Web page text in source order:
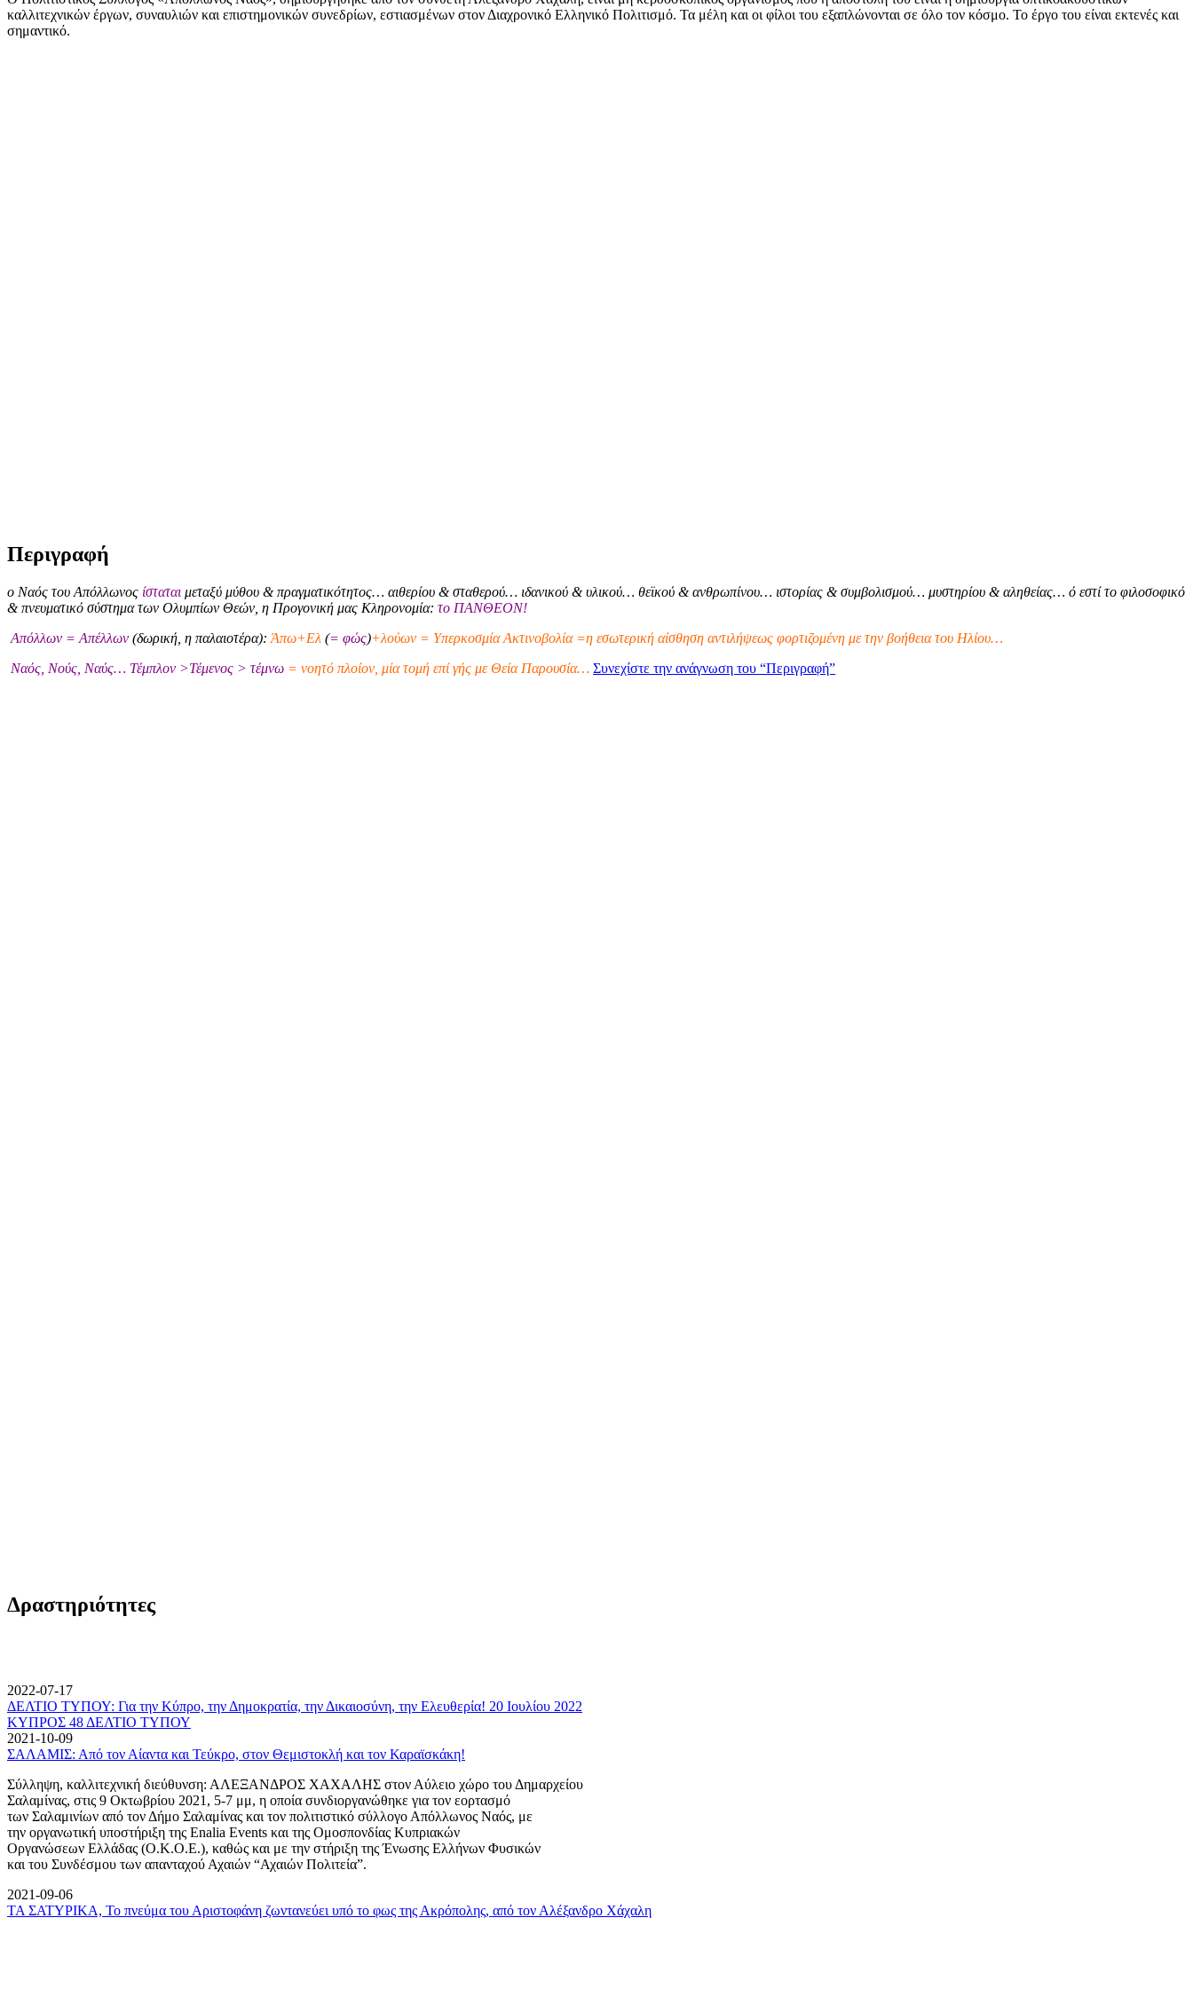
καλλιτεχνικών έργων, συναυλιών και επιστημονικών συνεδρίων, εστιασμένων στον Διαχρονικό Ελληνικό Πολιτισμό. Τα μέλη και οι φίλοι του εξαπλώνονται σε όλο τον κόσμο. Το έργο του είναι εκτενές και
σημαντικό.
Περιγραφή
ο Ναός του Απόλλωνος ίσταται μεταξύ μύθου & πραγματικότητος… αιθερίου & σταθερού… ιδανικού & υλικού… θεϊκού & ανθρωπίνου… ιστορίας & συμβολισμού… μυστηρίου & αληθείας… ό εστί το φιλοσοφικό
& πνευματικό σύστημα των Ολυμπίων Θεών, η Προγονική μας Κληρονομία: το ΠΑΝΘΕΟΝ!
Απόλλων = Απέλλων (δωρική, η παλαιοτέρα): Άπω+Ελ (= φώς)+λούων = Υπερκοσμία Ακτινοβολία =η εσωτερική αίσθηση αντιλήψεως φορτιζομένη με την βοήθεια του Ηλίου…
Ναός, Νούς, Ναύς… Τέμπλον >Τέμενος > τέμνω = νοητό πλοίον, μία τομή επί γής με Θεία Παρουσία… Συνεχίστε την ανάγνωση του “Περιγραφή”
Δραστηριότητες
2022-07-17
ΔΕΛΤΙΟ ΤΥΠΟΥ: Για την Κύπρο, την Δημοκρατία, την Δικαιοσύνη, την Ελευθερία! 20 Ιουλίου 2022
ΚΥΠΡΟΣ 48 ΔΕΛΤΙΟ ΤΥΠΟΥ
2021-10-09
ΣΑΛΑΜΙΣ: Από τον Αίαντα και Τεύκρο, στον Θεμιστοκλή και τον Καραϊσκάκη!
Σύλληψη, καλλιτεχνική διεύθυνση: ΑΛΕΞΑΝΔΡΟΣ ΧΑΧΑΛΗΣ στον Αύλειο χώρο του Δημαρχείου
Σαλαμίνας, στις 9 Οκτωβρίου 2021, 5-7 μμ, η οποία συνδιοργανώθηκε για τον εορτασμό
των Σαλαμινίων από τον Δήμο Σαλαμίνας και τον πολιτιστικό σύλλογο Απόλλωνος Ναός, με
την οργανωτική υποστήριξη της Enalia Events και της Ομοσπονδίας Κυπριακών
Οργανώσεων Ελλάδας (Ο.Κ.Ο.Ε.), καθώς και με την στήριξη της Ένωσης Ελλήνων Φυσικών
και του Συνδέσμου των απανταχού Αχαιών “Αχαιών Πολιτεία”.
2021-09-06
ΤΑ ΣΑΤΥΡΙΚΑ, Το πνεύμα του Αριστοφάνη ζωντανεύει υπό το φως της Ακρόπολης, από τον Αλέξανδρο Χάχαλη